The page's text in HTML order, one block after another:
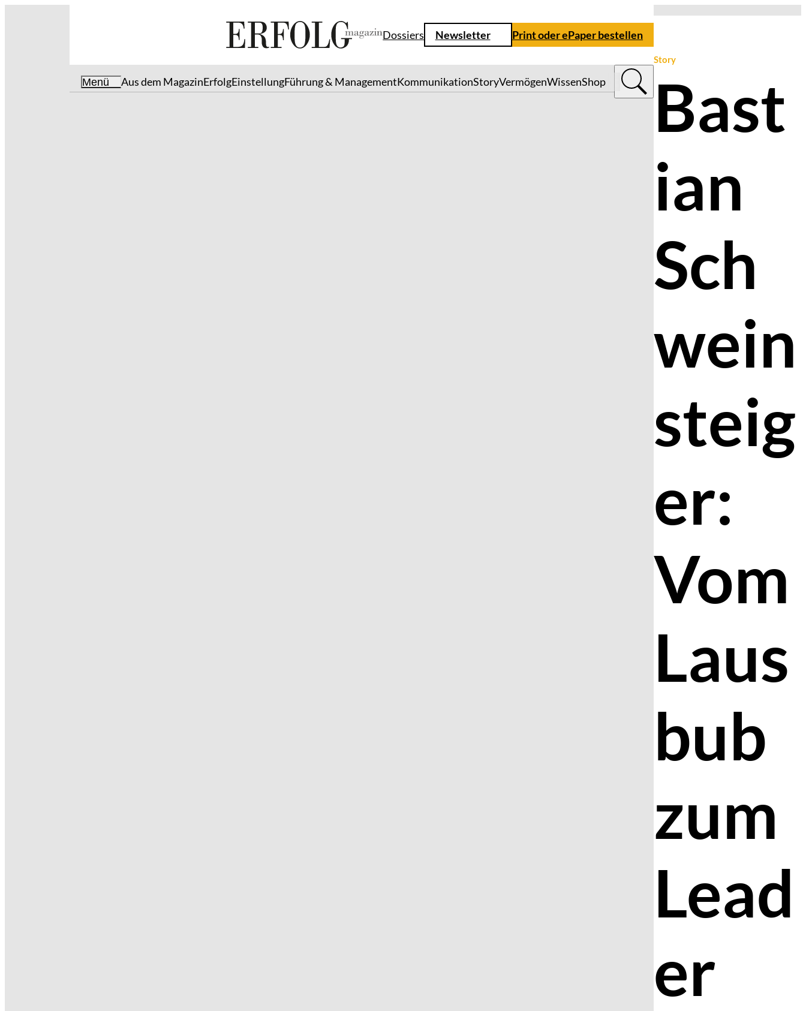
Dossiers Newsletter Print oder ePaper bestellen
Menü Aus dem MagazinErfolgEinstellungFührung & ManagementKommunikationStoryVermögenWissenShop
Story
Bast
ian
Sch
wein
steig
er:
Vom
Laus
bub
zum
Lead
er